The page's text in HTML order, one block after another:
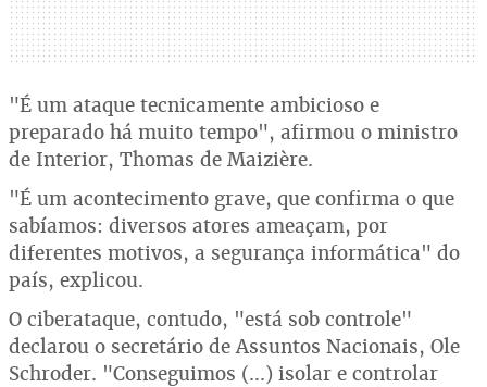
"É um ataque tecnicamente ambicioso e
preparado há muito tempo", afirmou o ministro
de Interior, Thomas de Maizière.
"É um acontecimento grave, que confirma o que
sabíamos: diversos atores ameaçam, por
diferentes motivos, a segurança informática" do
país, explicou.
O ciberataque, contudo, "está sob controle"
declarou o secretário de Assuntos Nacionais, Ole
Schroder. "Conseguimos (...) isolar e controlar